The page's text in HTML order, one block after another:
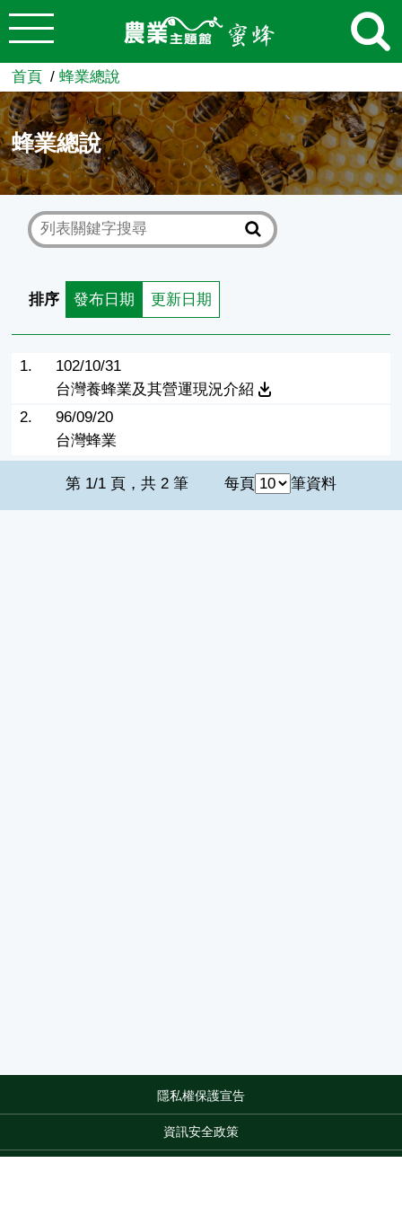
跳到主要內容
農業知識入口網
首頁 蜂業總說
蜂業總說
排序 發布日期 更新日期
1.
102/10/31
台灣養蜂業及其營運現況介紹
2.
96/09/20
台灣蜂業
第 1/1 頁，共 2 筆 每頁 筆資料
隱私權保護宣告
資訊安全政策